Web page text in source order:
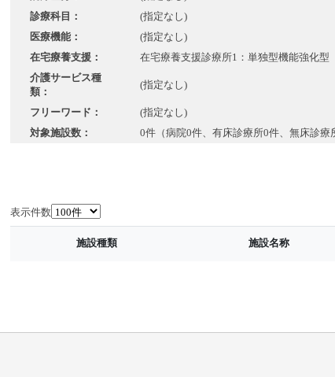
診療科目：
(指定なし)
医療機能：
(指定なし)
在宅療養支援：
在宅療養支援診療所1：単独型機能強化型
介護サービス種
類：
(指定なし)
フリーワード：
(指定なし)
対象施設数：
0件（病院0件、有床診療所0件、無床診療
表示件数
施設種類 施設名称